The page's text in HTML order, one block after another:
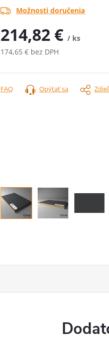
Možnosti doručenia
214,82 € / ks
174,65 € bez DPH
cena:
Opýtať sa
FAQ